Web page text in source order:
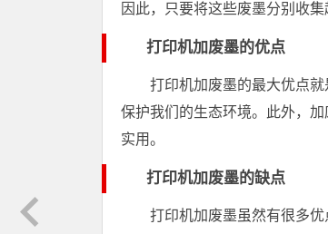
因此，只要将这些废墨分别收
打印机加废墨的优点
打印机加废墨的最大优点
保护我们的生态环境。此外，
实用。
打印机加废墨的缺点
打印机加废墨虽然有很多